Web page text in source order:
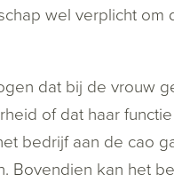
wel verplicht om
dat bij de vrouw
of dat haar
bedrijf aan de cao
Bovendien kan het